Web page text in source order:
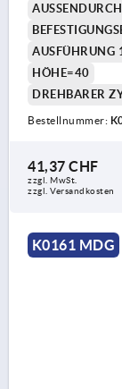
AUSFÜHRUNG
HÖHE=40
DREHBARER
Bestellnummer:
41,37 CHF
zzgl. MwSt.
zzgl. Versandkosten
K0161 MDG